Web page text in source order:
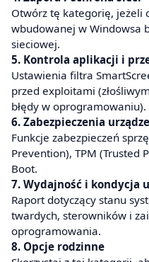
Otwórz tę kategorię, jeżeli
wbudowanej w Windowsa
sieciowej.
5. Kontrola aplikacji i
Ustawienia filtra
przed exploitami
błędy w oprogramowaniu).
6. Zabezpieczenia
Funkcje zabezpieczeń
Prevention), TPM (Trusted
Boot.
7. Wydajność i kondycja
Raport dotyczący stanu
twardych, sterowników i
oprogramowania.
8. Opcje rodzinne